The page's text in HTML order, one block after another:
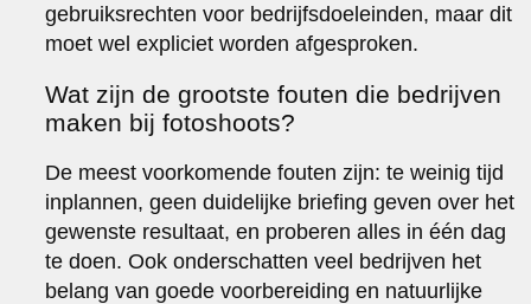
gebruiksrechten voor bedrijfsdoeleinden, maar dit
moet wel expliciet worden afgesproken.
Wat zijn de grootste fouten die bedrijven
maken bij fotoshoots?
De meest voorkomende fouten zijn: te weinig tijd
inplannen, geen duidelijke briefing geven over het
gewenste resultaat, en proberen alles in één dag
te doen. Ook onderschatten veel bedrijven het
belang van goede voorbereiding en natuurlijke